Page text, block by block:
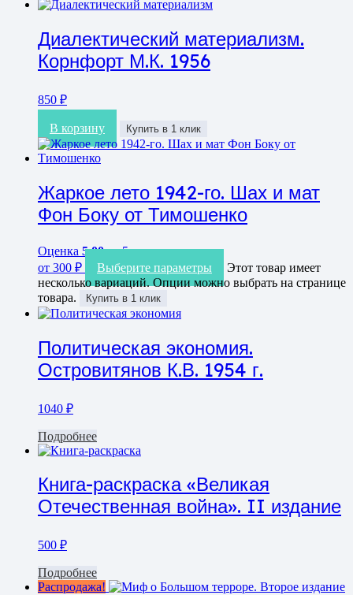
Диалектический материализм.
Корнфорт М.К. 1956
850 ₽
В корзину Купить в 1 клик
Жаркое лето 1942-го. Шах и мат
Фон Боку от Тимошенко
Оценка 5.00из 5
от 300 ₽ Выберите параметры
Этот товар имеет
несколько вариаций. Опции можно выбрать на странице
товара.
Купить в 1 клик
Политическая экономия.
Островитянов К.В. 1954 г.
1040 ₽
Подробнее
Книга-раскраска «Великая
Отечественная война». II издание
500 ₽
Подробнее
Распродажа!